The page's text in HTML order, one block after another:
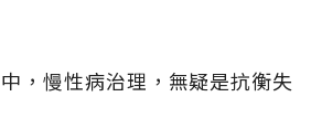
，慢性病治理，無疑是抗衡失